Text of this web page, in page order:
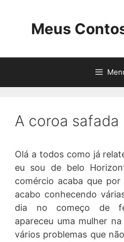
Meus
A coroa safada
Olá a todos como já
eu sou de belo
comércio acaba que
acabo conhecendo
dia no começo de
apareceu uma mulher
vários problemas que